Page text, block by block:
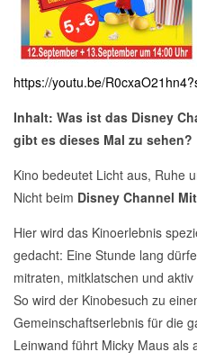
https://youtu.be/
Inhalt: Was ist das Disney
gibt es dieses Mal zu sehen?
Kino bedeutet Licht aus, Ruhe
Nicht beim Disney Channel
Hier wird das Kinoerlebnis
gedacht: Eine Stunde lang
mitraten, mitklatschen und
So wird der Kinobesuch zu
Gemeinschaftserlebnis für die
Leinwand führt Micky Maus als